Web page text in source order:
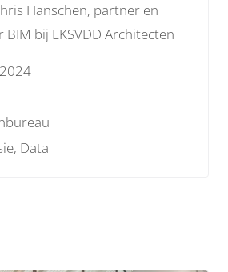
Hanschen, partner en
bij LKSVDD Architecten
Data